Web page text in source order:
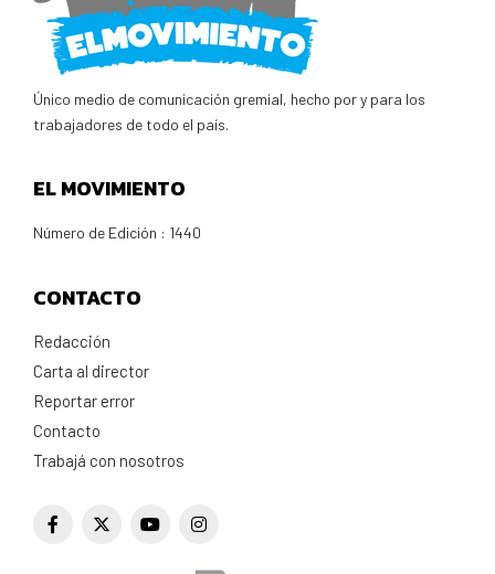
Único medio de comunicación gremial, hecho por y para los
trabajadores de todo el país.
EL MOVIMIENTO
Número de Edición : 1440
CONTACTO
Redacción
Carta al director
Reportar error
Contacto
Trabajá con nosotros